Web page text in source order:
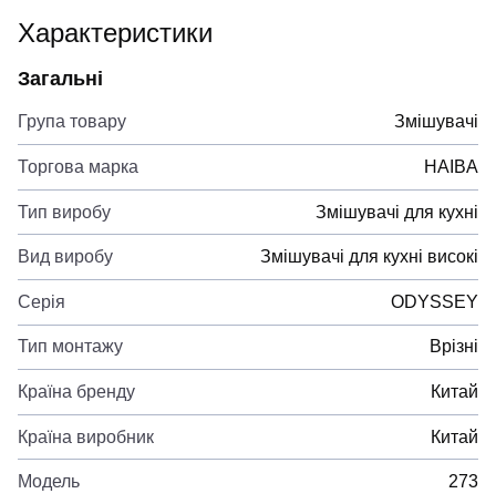
Характеристики
Загальні
Група товару Змішувачі
Торгова марка HAIBA
Тип виробу Змішувачі для кухні
Вид виробу Змішувачі для кухні високі
Серія ODYSSEY
Тип монтажу Врізні
Країна бренду Китай
Країна виробник Китай
Модель 273